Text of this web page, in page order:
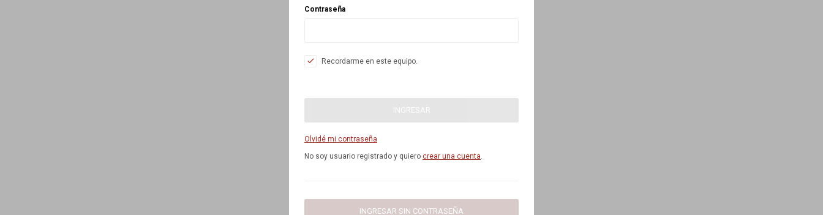
Contraseña
Recordarme en este equipo.
INGRESAR
Olvidé mi contraseña
No soy usuario registrado y quiero crear una cuenta.
INGRESAR SIN CONTRASEÑA